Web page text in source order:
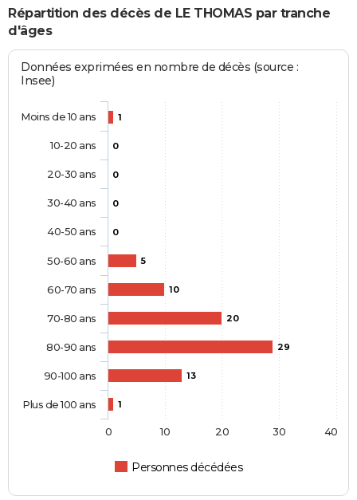
Répartition des décès de LE THOMAS par tranche
d'âges
Données exprimées en nombre de décès (source :
Insee)
1
0
0
0
0
5
10
20
29
13
1
Personnes décédées
Moins de 10 ans
10-20 ans
20-30 ans
30-40 ans
40-50 ans
50-60 ans
60-70 ans
70-80 ans
80-90 ans
90-100 ans
Plus de 100 ans
0 10 20 30 40